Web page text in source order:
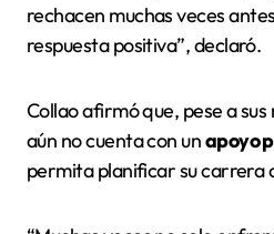
rechacen muchas veces
respuesta positiva”, declaró.
Collao afirmó que, pese a
aún no cuenta con unapoyo
permita planificar su carrera